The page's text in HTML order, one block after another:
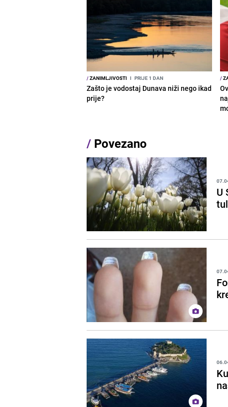
/ZANIMLJIVOSTI I PRIJE 1 DAN
Zašto je vodostaj Dunava niži nego ikad
prije?
/
/ Povezano
U